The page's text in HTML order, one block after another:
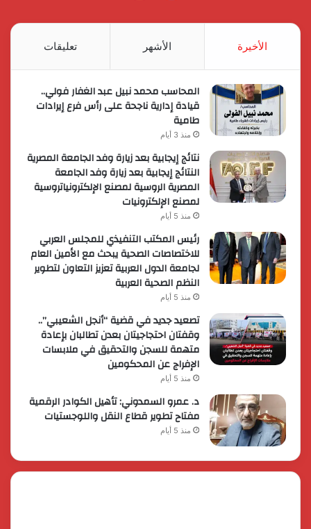
الأخيرة الأشهر تعليقات
المحاسب محمد نبيل عبد الغفار فولي..
قيادة إدارية ناجحة على رأس فرع إيرادات
طامية
منذ 3 أيام
نتائج إيجابية بعد زيارة وفد الجامعة المصرية
النتائج إيجابية بعد زيارة وفد الجامعة
المصرية الروسية لمصنع الإلكترونياتروسية
لمصنع الإلكترونيات
منذ 5 أيام
رئيس المكتب التنفيذي للمجلس العربي
للاختصاصات الصحية يبحث مع الأمين العام
لجامعة الدول العربية تعزيز التعاون لتطوير
النظم الصحية العربية
منذ 5 أيام
تصعيد جديد في قضية “أنجل الشعيبي”..
وقفتان احتجاجيتان بعدن تطالبان بإعادة
متهمة للسجن والتحقيق في ملابسات
الإفراج عن المحكومين
منذ 5 أيام
د. عمرو السمدوني: تأهيل الكوادر الرقمية
مفتاح تطوير قطاع النقل واللوجستيات
منذ 5 أيام